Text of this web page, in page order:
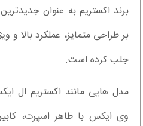
برند اکستریم به عنوان
بر طراحی متمایز، عملکرد بالا و
جلب کرده است.
مدل هایی مانند اکستریم ال
وی ایکس با ظاهر اسپرت،